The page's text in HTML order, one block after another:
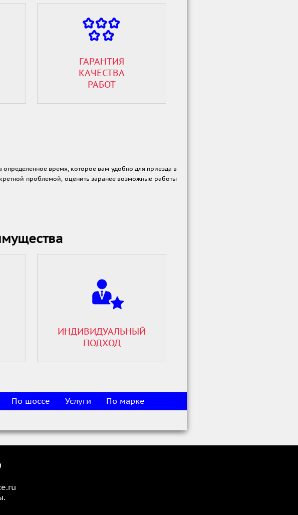
ГАРАНТИЯ
КАЧЕСТВА
РАБОТ
определенное время, которое вам удобно для приезда в
проблемой, оценить заранее возможные работы
ИНДИВИДУАЛЬНЫЙ
ПОДХОД
По шоссе Услуги По марке